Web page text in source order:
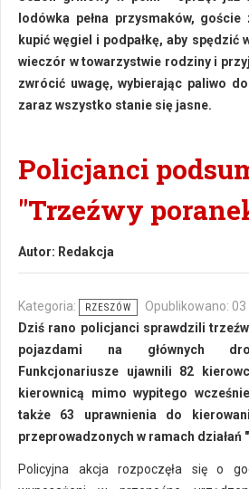
lodówka pełna przysmaków,
kupić węgiel i podpałkę, aby spędzić
wieczór w towarzystwie rodziny i
zwrócić uwagę, wybierając paliwo
zaraz wszystko stanie się jasne.
Policjanci
"Trzeźwy
Autor: Redakcja
Kategoria: RZESZÓW
Opublikowano:
Dziś rano policjanci sprawdzili
pojazdami na głównych
Funkcjonariusze ujawnili 82
kierownicą mimo wypitego
także 63 uprawnienia do
przeprowadzonych w ramach działań
Policyjna akcja rozpoczęła się o